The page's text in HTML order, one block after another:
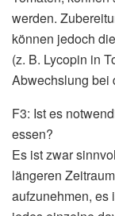
werden.
können jedoch
(z. B. Lycopin in
Abwechslung bei
F3: Ist es
essen?
Es ist zwar
längeren
aufzunehmen, es